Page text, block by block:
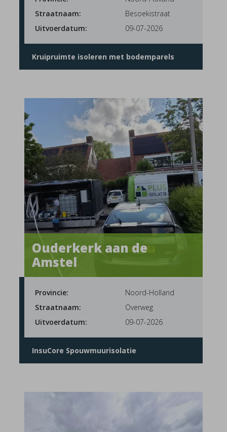
Straatnaam:
Besoekistraat
Uitvoerdatum:
09-07-2026
Kruipruimte isoleren met bodemparels
Ouderkerk aan de
Amstel
Provincie:
Noord-Holland
Straatnaam:
Overweg
Uitvoerdatum:
09-07-2026
InsuCore Spouwmuurisolatie